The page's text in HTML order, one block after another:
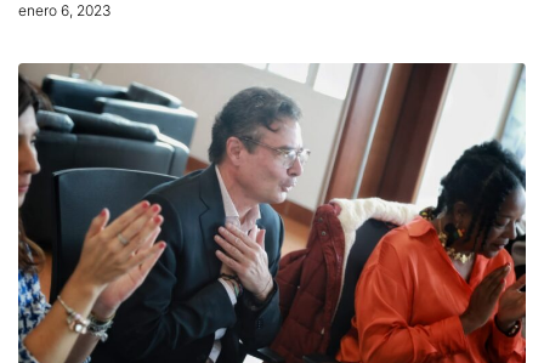
enero 6, 2023